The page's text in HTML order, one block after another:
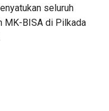
seluruh
MK-BISA di Pilkada